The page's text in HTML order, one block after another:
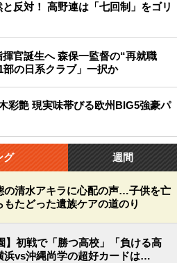
反対！ 高野連は「七回制」をゴリ
官誕生へ 森保一監督の“再就職
の日系クラブ」一択か
彩艶 現実味帯びる欧州BIG5強豪パ
グ 週間
の清水アキラに心配の声…子供を亡
もたどった遺族ケアの道のり
】初戦で「勝つ高校」「負ける高
浜vs沖縄尚学の超好カードは…